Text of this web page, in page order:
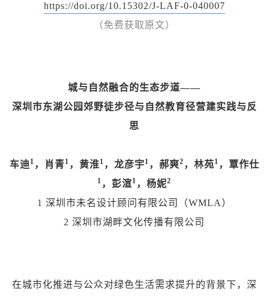
https://doi.org/10.15302/J-LAF-0-040007
（免费获取原文）
城与自然融合的生态步道——
深圳市东湖公园郊野徒步径与自然教育径营建实践与反
思
车迪 1 ，肖青1 ，黄淮1 ，龙彦宇1 ，郝爽2 ，林苑1 ，覃作仕
1 ，彭渲1 ，杨妮2
1 深圳市未名设计顾问有限公司（WMLA）
2 深圳市湖畔文化传播有限公司
在城市化推进与公众对绿色生活需求提升的背景下，深